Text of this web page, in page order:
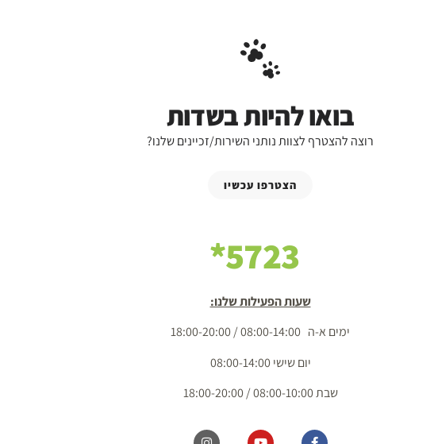
בואו להיות בשדות
רוצה להצטרף לצוות נותני השירות/זכיינים שלנו?
הצטרפו עכשיו
5723*
שעות הפעילות שלנו:
ימים א-ה 08:00-14:00 / 18:00-20:00
יום שישי 08:00-14:00
שבת 08:00-10:00 / 18:00-20:00